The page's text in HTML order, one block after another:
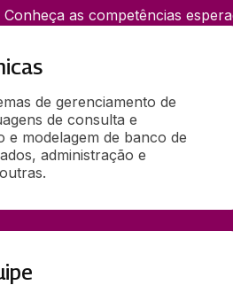
Conheça as competências
de gerenciamento de
de consulta e
e modelagem de banco de
administração e